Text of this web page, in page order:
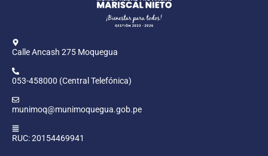
Calle Ancash 275 Moquegua
053-458000 (Central Telefónica)
munimoq@munimoquegua.gob.pe
RUC: 20154469941